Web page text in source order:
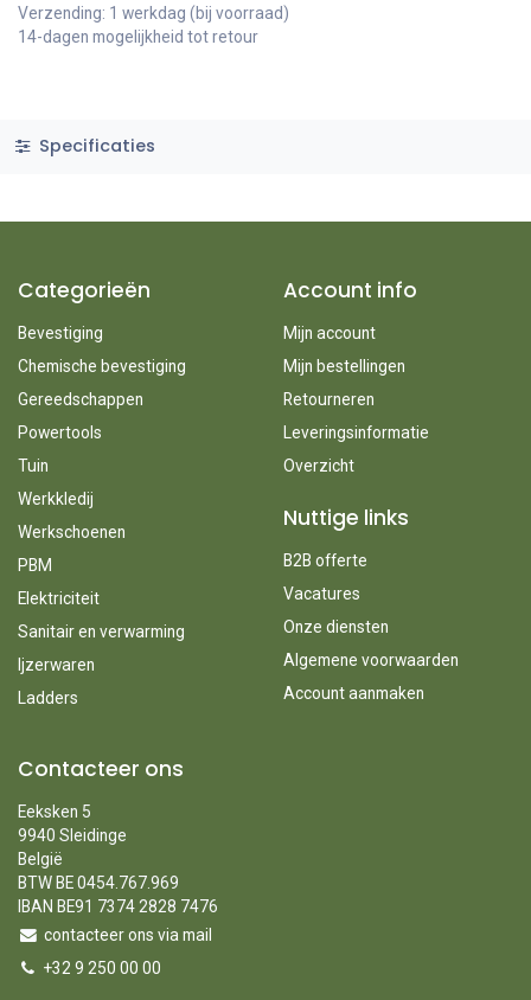
Verzending: 1 werkdag (bij voorraad)
14-dagen mogelijkheid tot retour
Specificaties
Categorieën
Bevestiging
Chemische bevestiging
Gereedschappen
Powertools
Tuin
Werkkledij
Werkschoenen
PBM
Elektriciteit
Sanitair en verwarming
Ijzerwaren
Ladders
Account info
Mijn account
Mijn bestellingen
Retourneren
Leveringsinformatie
Overzicht
Nuttige links
B2B offerte
Vacatures
Onze diensten
Algemene voorwaarden
Account aanmaken
Contacteer ons
Eeksken 5
9940 Sleidinge
België
BTW BE 0454.767.969
IBAN BE91 7374 2828 7476
contacteer ons via mail
+32 9 250 00 00